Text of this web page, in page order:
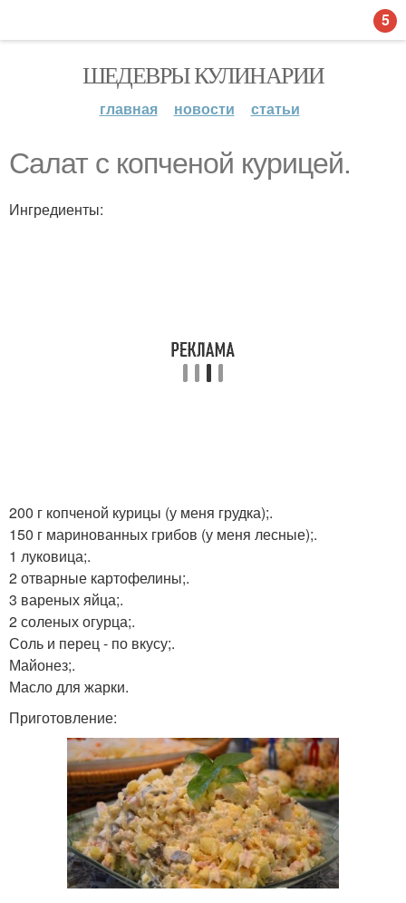
ШЕДЕВРЫ КУЛИНАРИИ
главная новости статьи
Сaлат с копченой курицeй.
Ингредиенты:
200 г копченой курицы (у меня грудка);.
150 г маринованных грибов (у меня лесные);.
1 луковица;.
2 отварные картофелины;.
3 вареных яйца;.
2 соленых огурца;.
Соль и перец - по вкусу;.
Майонез;.
Масло для жарки.
Приготовление:
5